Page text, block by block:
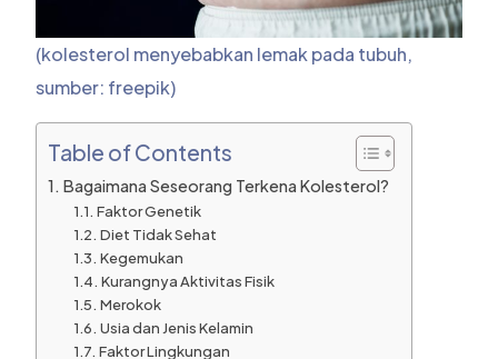
(kolesterol menyebabkan lemak pada tubuh,
sumber: freepik)
Table of Contents
Bagaimana Seseorang Terkena Kolesterol?
Faktor Genetik
Diet Tidak Sehat
Kegemukan
Kurangnya Aktivitas Fisik
Merokok
Usia dan Jenis Kelamin
Faktor Lingkungan